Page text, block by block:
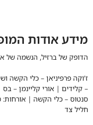
מידע אודות
הדופק של ברזיל, הנשמה של
ז'וקה פרפיניאן – כלי הקשה
– קלידים | אורי קליינמן –
סנטוס – כלי הקשה | אורחות:
חליל צד